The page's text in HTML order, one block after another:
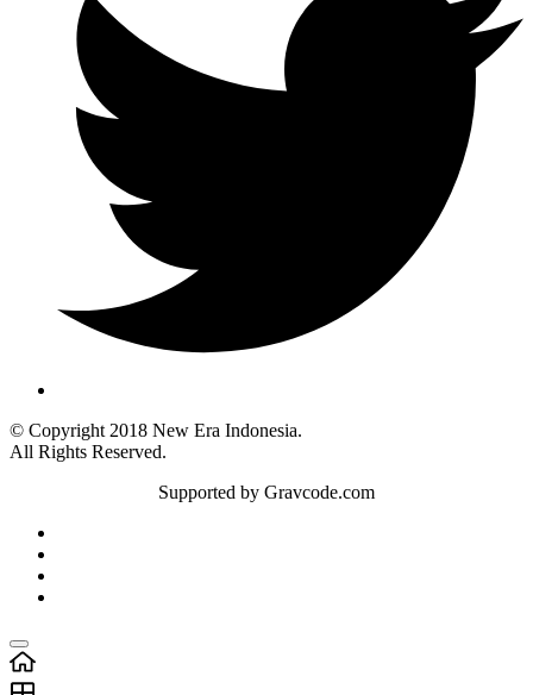
© Copyright 2018 New Era Indonesia.
All Rights Reserved.
Supported by Gravcode.com